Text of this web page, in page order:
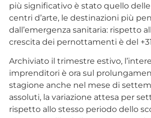
più significativo è stato quello
centri d’arte, le destinazioni più
dall’emergenza sanitaria: rispetto
crescita dei pernottamenti è del
Archiviato il trimestre estivo,
imprenditori è ora sul
stagione anche nel mese di
assoluti, la variazione attesa per
rispetto allo stesso periodo dello